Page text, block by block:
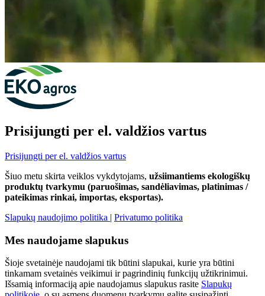
Prisijungti per el. valdžios vartus
Prisijungti per el. valdžios vartus
Šiuo metu skirta veiklos vykdytojams, užsiimantiems ekologiškų
produktų tvarkymu (paruošimas, sandėliavimas, platinimas /
pateikimas rinkai, importas, eksportas).
Slapukų naudojimo politika | Privatumo politika
Mes naudojame slapukus
Šioje svetainėje naudojami tik būtini slapukai, kurie yra būtini
tinkamam svetainės veikimui ir pagrindinių funkcijų užtikrinimui.
Išsamią informaciją apie naudojamus slapukus rasite Slapukų